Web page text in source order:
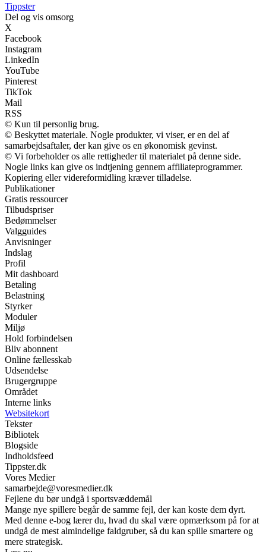
Tippster
Del og vis omsorg
X
Facebook
Instagram
LinkedIn
YouTube
Pinterest
TikTok
Mail
RSS
© Kun til personlig brug.
© Beskyttet materiale. Nogle produkter, vi viser, er en del af
samarbejdsaftaler, der kan give os en økonomisk gevinst.
© Vi forbeholder os alle rettigheder til materialet på denne side.
Nogle links kan give os indtjening gennem affiliateprogrammer.
Kopiering eller videreformidling kræver tilladelse.
Publikationer
Gratis ressourcer
Tilbudspriser
Bedømmelser
Valgguides
Anvisninger
Indslag
Profil
Mit dashboard
Betaling
Belastning
Styrker
Moduler
Miljø
Hold forbindelsen
Bliv abonnent
Online fællesskab
Udsendelse
Brugergruppe
Området
Interne links
Websitekort
Tekster
Bibliotek
Blogside
Indholdsfeed
Tippster.dk
Vores Medier
samarbejde@voresmedier.dk
Fejlene du bør undgå i sportsvæddemål
Mange nye spillere begår de samme fejl, der kan koste dem dyrt.
Med denne e-bog lærer du, hvad du skal være opmærksom på for at
undgå de mest almindelige faldgruber, så du kan spille smartere og
mere strategisk.